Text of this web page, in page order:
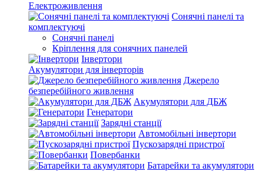
Електроживлення
Сонячні панелі та
комплектуючі
Сонячні панелі
Кріплення для сонячних панелей
Інвертори
Акумулятори для інверторів
Джерело
безперебійного живлення
Акумулятори для ДБЖ
Генератори
Зарядні станції
Автомобільні інвертори
Пускозарядні пристрої
Повербанки
Батарейки та акумулятори